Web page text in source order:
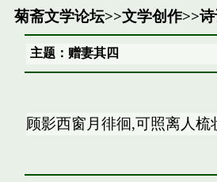
菊斋文学论坛>>文学创作>>
主题：赠妻其四
顾影西窗月徘徊,可照